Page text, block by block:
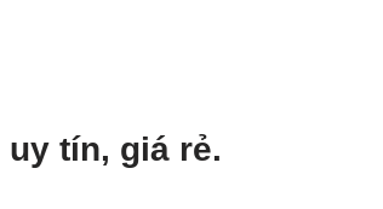
uy tín, giá rẻ.